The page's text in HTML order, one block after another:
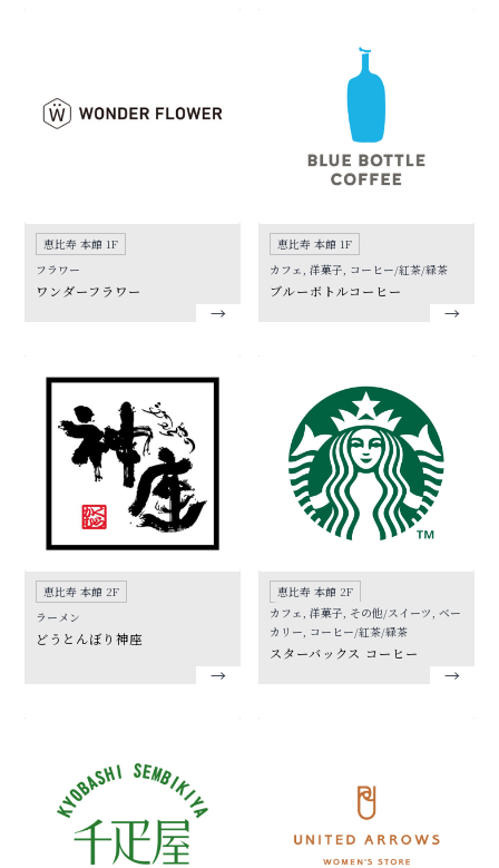
恵比寿 本館 1F
フラワー
ワンダーフラワー
恵比寿 本館 1F
カフェ, 洋菓子, コーヒー/紅茶/緑茶
ブルーボトルコーヒー
恵比寿 本館 2F
ラーメン
どうとんぼり神座
恵比寿 本館 2F
カフェ, 洋菓子, その他/スイーツ, ベー
カリー, コーヒー/紅茶/緑茶
スターバックス コーヒー